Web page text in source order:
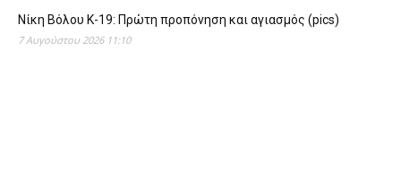
Νίκη Βόλου Κ-19: Πρώτη προπόνηση και αγιασμός (pics)
7 Αυγούστου 2026 11:10